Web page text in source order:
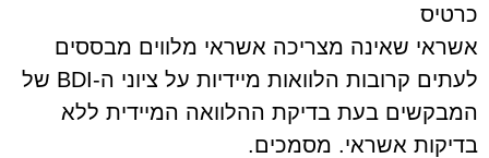
כרטיס
אשראי שאינה מצריכה אשראי מלווים מבססים
לעתים קרובות הלוואות מיידיות על ציוני ה-BDI של
המבקשים בעת בדיקת ההלוואה המיידית ללא
בדיקות אשראי. מסמכים.